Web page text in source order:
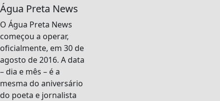
Água Preta News
O Água Preta News
começou a operar,
oficialmente, em 30 de
agosto de 2016. A data
– dia e mês – é a
mesma do aniversário
do poeta e jornalista